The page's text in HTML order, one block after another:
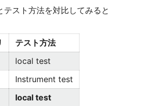
テスト方法を対比してみると
テスト方法
local test
Instrument test
local test